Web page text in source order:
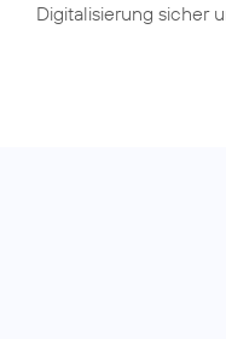
Digitalisierung sicher